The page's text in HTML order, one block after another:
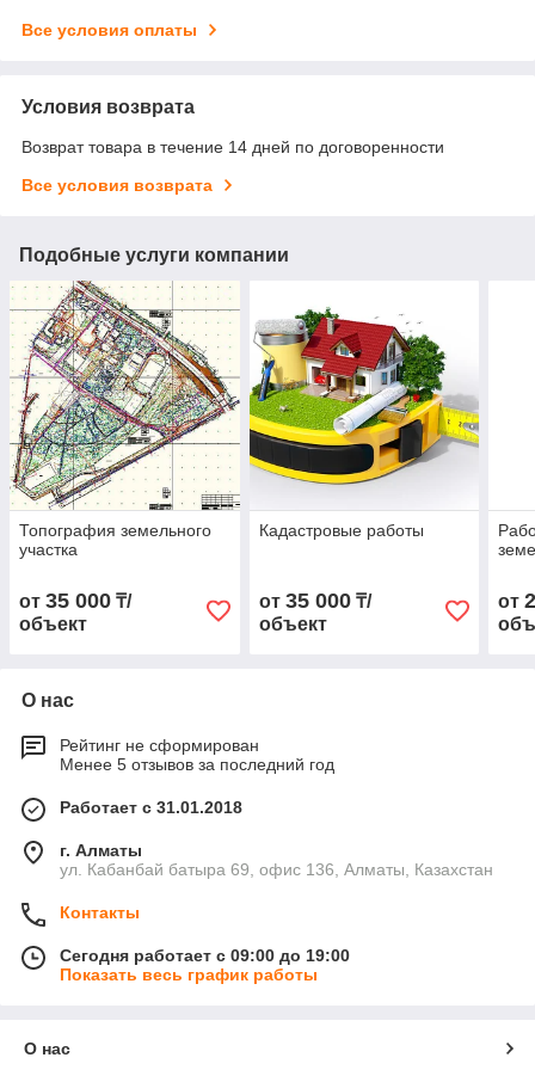
Все условия оплаты
Условия возврата
Возврат товара в течение 14 дней по договоренности
Все условия возврата
Подобные услуги компании
Топография земельного
участка
от 35 000 ₸/
объект
Кадастровые работы
от 35 000₸/
объект
от
О нас
Рейтинг не сформирован
Менее 5 отзывов за последний год
Работает с 31.01.2018
г. Алматы
ул. Кабанбай батыра 69, офис 136, Алматы, Казахстан
Контакты
Сегодня работает с 09:00 до 19:00
Показать весь график работы
О нас